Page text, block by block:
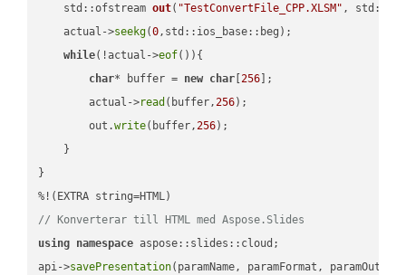
std::ofstream out( "TestConvertFile_CPP.XLSM" ,
    actual->
seekg(0,std::ios_base::beg);
while(!actual->eof()){
char* buffer = new char [256 ];
        actual->
read (buffer,256);
        out.
write(buffer,256);
    }
}
// Konverterar till HTML med Aspose.Slides
using namespace aspose::slides::cloud;
api->savePresentation(paramName, paramFormat,